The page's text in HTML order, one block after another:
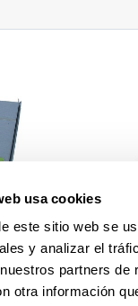
usa cookies
este sitio web se
y analizar el
partners de
otra información